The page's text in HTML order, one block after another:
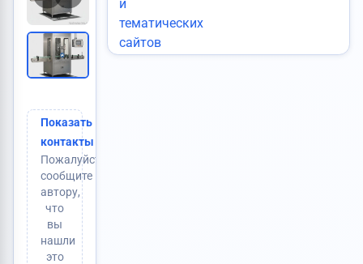
Vip:
Добавлено:1 нояб. 2025 в 14:20
Активно до:
Просмотры:219(+3 сегодня)
Показать
контакты
Пожалуйста,
сообщите
автору,
что
вы
нашли
это